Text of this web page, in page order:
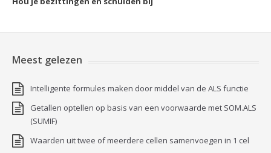
Meest gelezen
Intelligente formules maken door middel van de ALS functie
Getallen optellen op basis van een voorwaarde met SOM.ALS
(SUMIF)
Waarden uit twee of meerdere cellen samenvoegen in 1 cel